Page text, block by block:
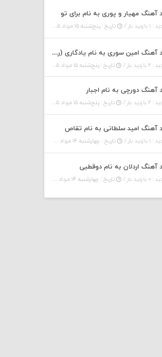
آهنگ مهیار و پوری به نام برای تو
بار / تاریخ : پنج‌شنبه ۱۵ مرداد ۱۴۰۵
دانلود آهنگ امین سوری به نام یادگاری (رمیکس)
بازدید بار / تاریخ : پنج‌شنبه ۱۵ مرداد ۱۴۰۵
آهنگ دورچی به نام اجبار
بازدید بار / تاریخ : پنج‌شنبه ۱۵ مرداد ۱۴۰۵
آهنگ امید سلطانی به نام تقاص
بار / تاریخ : چهارشنبه ۱۴ مرداد ۱۴۰۵
آهنگ اردلان به نام دوقطبی
بازدید بار / تاریخ : چهارشنبه ۱۴ مرداد ۱۴۰۵